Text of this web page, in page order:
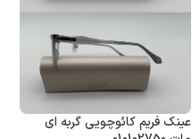
عینک فریم کائوچویی گربه ای